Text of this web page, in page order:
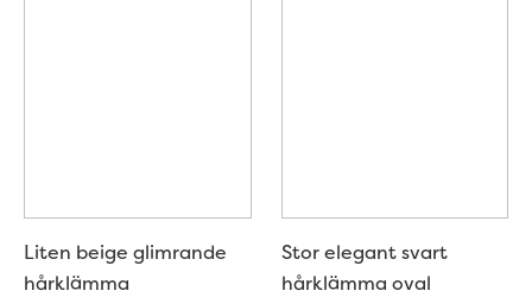
Liten beige glimrande
hårklämma
Stor elegant svart
hårklämma oval